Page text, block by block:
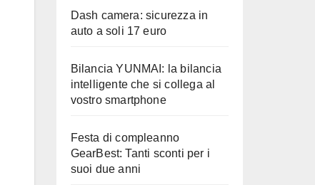
Dash camera: sicurezza in
auto a soli 17 euro
Bilancia YUNMAI: la bilancia
intelligente che si collega al
vostro smartphone
Festa di compleanno
GearBest: Tanti sconti per i
suoi due anni